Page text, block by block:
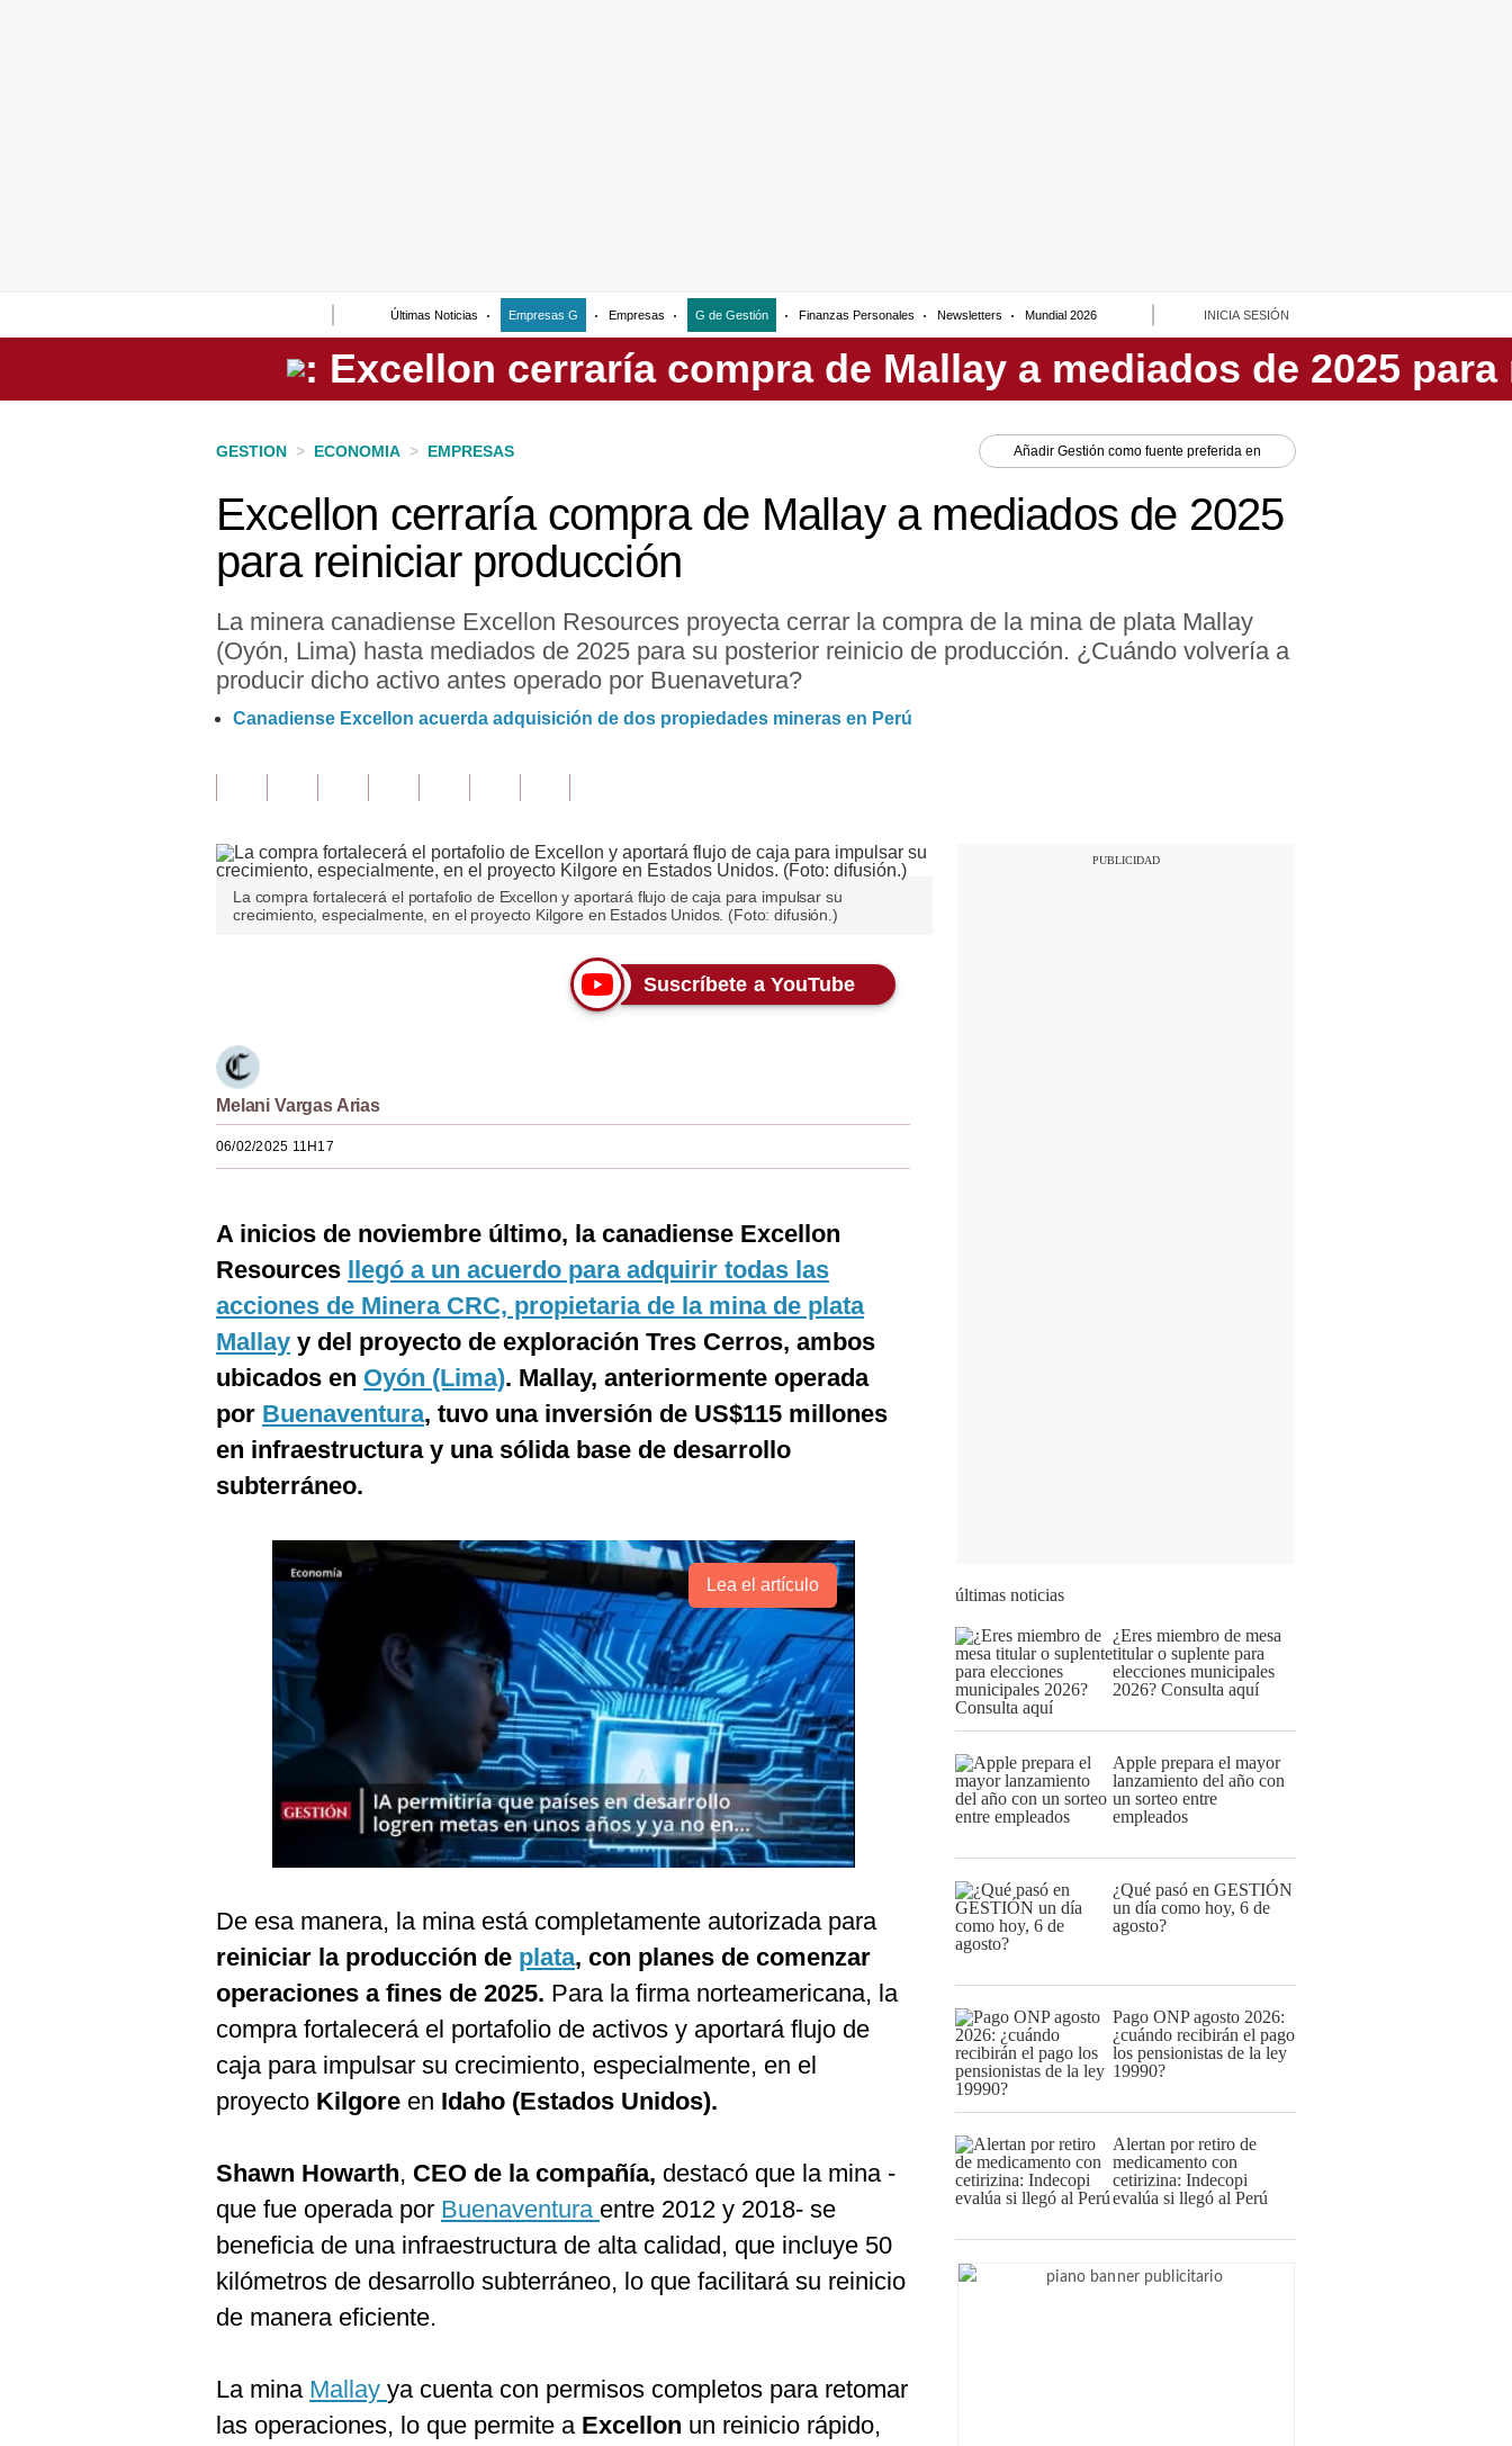
Últimas Noticias Empresas G Empresas G de Gestión Finanzas Personales Newsletters Mundial 2026 INICIA SESIÓN
Perú
GESTION > ECONOMIA > EMPRESAS Añadir Gestión como fuente preferida en
Excellon cerraría compra de Mallay a mediados de 2025
para reiniciar producción
La minera canadiense Excellon Resources proyecta cerrar la compra de la mina de plata Mallay
(Oyón, Lima) hasta mediados de 2025 para su posterior reinicio de producción. ¿Cuándo volvería a
producir dicho activo antes operado por Buenavetura?
Canadiense Excellon acuerda adquisición de dos propiedades mineras en Perú
La compra fortalecerá el portafolio de Excellon y aportará flujo de caja para impulsar su
crecimiento, especialmente, en el proyecto Kilgore en Estados Unidos. (Foto: difusión.)
Suscríbete a YouTube
Melani Vargas Arias
06/02/2025 11H17
A inicios de noviembre último, la canadiense Excellon
Resources llegó a un acuerdo para adquirir todas las
acciones de Minera CRC, propietaria de la mina de plata
Mallay y del proyecto de exploración Tres Cerros, ambos
ubicados en Oyón (Lima). Mallay, anteriormente operada
por Buenaventura, tuvo una inversión de US$115 millones
en infraestructura y una sólida base de desarrollo
subterráneo.
Lea el artículo
De esa manera, la mina está completamente autorizada para
reiniciar la producción de plata, con planes de comenzar
operaciones a fines de 2025. Para la firma norteamericana, la
compra fortalecerá el portafolio de activos y aportará flujo de
caja para impulsar su crecimiento, especialmente, en el
proyecto Kilgore en Idaho (Estados Unidos).
Shawn Howarth, CEO de la compañía, destacó que la mina -
que fue operada por Buenaventura entre 2012 y 2018- se
beneficia de una infraestructura de alta calidad, que incluye 50
kilómetros de desarrollo subterráneo, lo que facilitará su reinicio
de manera eficiente.
La mina Mallay ya cuenta con permisos completos para retomar
las operaciones, lo que permite a Excellon un reinicio rápido,
últimas noticias
¿Eres miembro de mesa
titular o suplente para
elecciones municipales
2026? Consulta aquí
Apple prepara el mayor
lanzamiento del año con
un sorteo entre
empleados
¿Qué pasó en GESTIÓN
un día como hoy, 6 de
agosto?
Pago ONP agosto 2026:
¿cuándo recibirán el pago
los pensionistas de la ley
19990?
Alertan por retiro de
medicamento con
cetirizina: Indecopi
evalúa si llegó al Perú